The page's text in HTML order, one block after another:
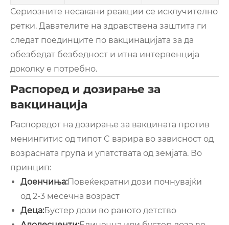
Сериозните несакани реакции се исклучително
ретки. Давателите на здравствена заштита ги
следат поединците по вакцинацијата за да
обезбедат безбедност и итна интервенција
доколку е потребно.
Распоред и дозирање за
вакцинација
Распоредот на дозирање за вакцината против
менингитис од типот C варира во зависност од
возрасната група и упатствата од земјата. Во
принцип:
Доенчиња:Повеќекратни дози почнувајќи
од 2-3 месечна возраст
Деца:Бустер дози во раното детство